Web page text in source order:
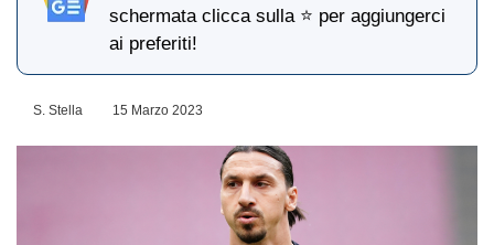
schermata clicca sulla ⭐ per aggiungerci
ai preferiti!
S. Stella 15 Marzo 2023